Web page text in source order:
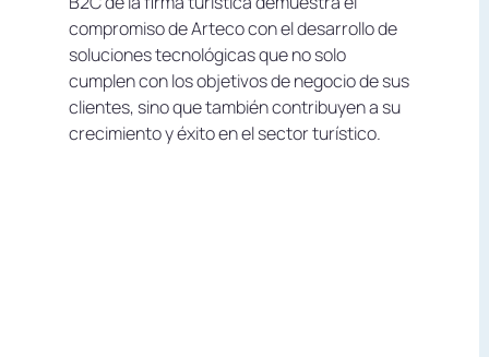
compromiso de Arteco con el desarrollo de
soluciones tecnológicas que no solo
cumplen con los objetivos de negocio de sus
clientes, sino que también contribuyen a su
crecimiento y éxito en el sector turístico.